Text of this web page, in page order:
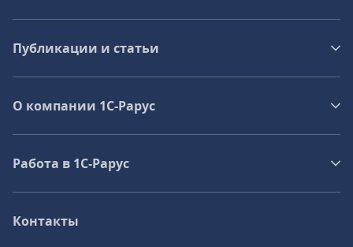
Публикации и статьи
О компании 1C-Рарус
Работа в 1С‑Рарус
Контакты